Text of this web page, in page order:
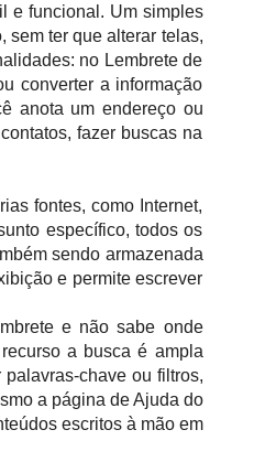
e funcional. Um simples
sem ter que alterar telas,
no Lembrete de
converter a informação
anota um endereço ou
fazer buscas na
fontes, como Internet,
específico, todos os
sendo armazenada
e permite escrever
e não sabe onde
a busca é ampla
chave ou filtros,
a página de Ajuda do
escritos à mão em